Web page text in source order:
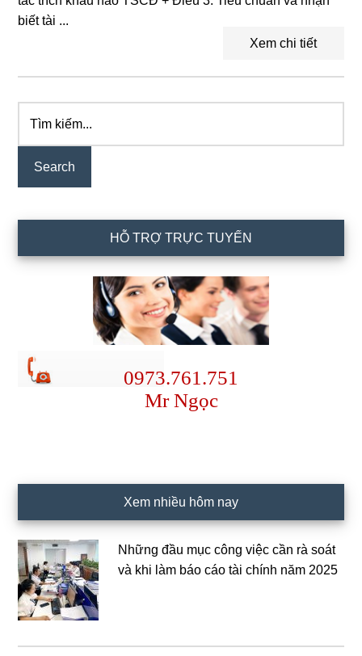
biết tài ...
Xem chi tiết
Primary
Sidebar
kiếm...
HỖ TRỢ TRỰC TUYẾN
0973.761.751
Mr Ngọc
Xem nhiều hôm nay
Những đầu mục công việc cần rà soát
và khi làm báo cáo tài chính năm 2025